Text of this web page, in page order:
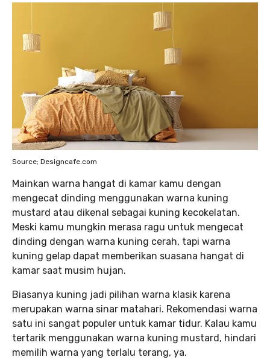
Source; Designcafe.com
Mainkan warna hangat di kamar kamu dengan
mengecat dinding menggunakan warna kuning
mustard atau dikenal sebagai kuning kecokelatan.
Meski kamu mungkin merasa ragu untuk mengecat
dinding dengan warna kuning cerah, tapi warna
kuning gelap dapat memberikan suasana hangat di
kamar saat musim hujan.
Biasanya kuning jadi pilihan warna klasik karena
merupakan warna sinar matahari. Rekomendasi warna
satu ini sangat populer untuk kamar tidur. Kalau kamu
tertarik menggunakan warna kuning mustard, hindari
memilih warna yang terlalu terang, ya.